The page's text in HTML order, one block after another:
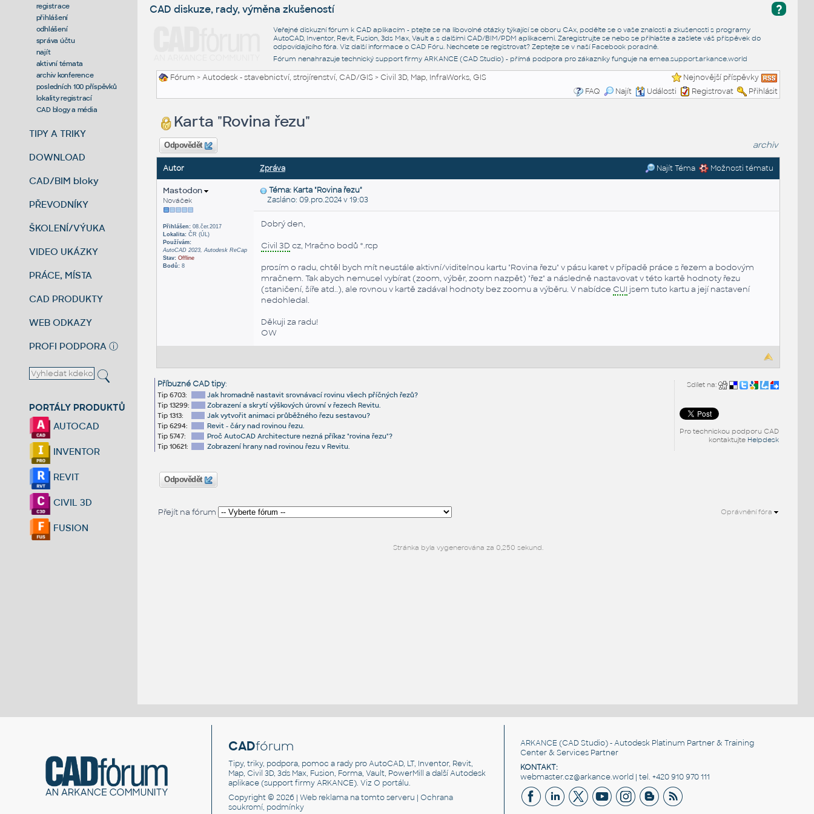
registrace
přihlášení
odhlášení
správa účtu
najít
aktivní témata
archiv konference
posledních 100 příspěvků
lokality registrací
CAD blogy a média
TIPY A TRIKY
DOWNLOAD
CAD/BIM bloky
PŘEVODNÍKY
ŠKOLENÍ/VÝUKA
VIDEO UKÁZKY
PRÁCE, MÍSTA
CAD PRODUKTY
WEB ODKAZY
PROFI PODPORA ⓘ
PORTÁLY PRODUKTŮ
AUTOCAD
INVENTOR
REVIT
CIVIL 3D
FUSION
?
CAD diskuze, rady, výměna zkušeností
Veřejné diskuzní fórum k CAD aplikacím - ptejte se na libovolné otázky týkající se oboru CAx, podělte se o vaše znalosti a zkušenosti s programy
AutoCAD, Inventor, Revit, Fusion, 3ds Max, Vault a s dalšími CAD/BIM/PDM aplikacemi. Zaregistrujte se nebo se přihlašte a zašlete váš příspěvek do
odpovídajícího fóra. Viz další informace o CAD Fóru. Nechcete se registrovat? Zeptejte se v naší Facebook poradně.
Fórum nenahrazuje technický support firmy ARKANCE (CAD Studio) - přímá podpora pro zákazníky funguje na emea.support.arkance.world
Fórum >Autodesk - stavebnictví, strojírenství, CAD/GIS> Civil 3D, Map, InfraWorks, GIS
Nejnovější příspěvky
FAQ
Najít Události Registrovat Přihlásit
Karta "Rovina řezu"
Odpovědět archiv
Autor Zpráva Najít Téma Možnosti tématu
Mastodon
Nováček
Přihlášen:08.čer.2017
Lokalita:ČR (ÚL)
Používám:
AutoCAD 2023, Autodesk ReCap
Stav: Offline
Bodů:8
Téma: Karta "Rovina řezu"
Zasláno: 09.pro.2024 v 19:03
Dobrý den,
Civil 3D cz, Mračno bodů *.rcp
prosím o radu, chtěl bych mít neustále aktivní/viditelnou kartu "Rovina řezu" v pásu karet v případě práce s řezem a bodovým
mračnem. Tak abych nemusel vybírat (zoom, výběr, zoom nazpět) "řez" a následně nastavovat v této kartě hodnoty řezu
(staničení, šíře atd..), ale rovnou v kartě zadával hodnoty bez zoomu a výběru. V nabídce CUI jsem tuto kartu a její nastavení
nedohledal.
Děkuji za radu!
OW
Sdílet na:
Pro technickou podporu CAD
kontaktujte Helpdesk
Příbuzné CAD tipy:
Tip 6703:
Jak hromadně nastavit srovnávací rovinu všech příčných řezů?
Tip 13299:
Zobrazení a skrytí výškových úrovní v řezech Revitu.
Tip 1313:
Jak vytvořit animaci průběžného řezu sestavou?
Tip 6294:
Revit - čáry nad rovinou řezu.
Tip 5747:
Proč AutoCAD Architecture nezná příkaz "rovina řezu"?
Tip 10621:
Zobrazení hrany nad rovinou řezu v Revitu.
Odpovědět
Přejít na fórum Oprávnění fóra
Stránka byla vygenerována za 0,250 sekund.
CADfórum
Tipy, triky, podpora, pomoc a rady pro AutoCAD, LT, Inventor, Revit,
Map, Civil 3D, 3ds Max, Fusion, Forma, Vault, PowerMill a další Autodesk
aplikace (support firmy ARKANCE). VizO portálu.
Copyright © 2026 |Web reklama na tomto serveru |Ochrana
soukromí, podmínky
ARKANCE (CAD Studio) - Autodesk Platinum Partner & Training
Center & Services Partner
KONTAKT:
webmaster.cz@arkance.world | tel. +420 910 970 111